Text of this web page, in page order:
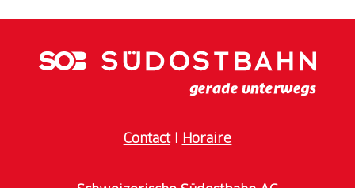
ContactI Horaire